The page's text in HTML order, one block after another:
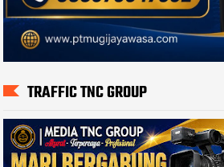
TRAFFIC TNC GROUP